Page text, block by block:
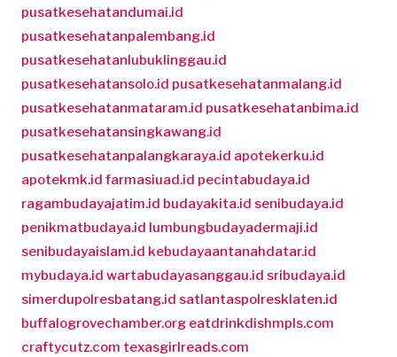
pusatkesehatandumai.id
pusatkesehatanpalembang.id
pusatkesehatanlubuklinggau.id
pusatkesehatansolo.id pusatkesehatanmalang.id
pusatkesehatanmataram.id pusatkesehatanbima.id
pusatkesehatansingkawang.id
pusatkesehatanpalangkaraya.id apotekerku.id
apotekmk.id farmasiuad.id pecintabudaya.id
ragambudayajatim.id budayakita.id senibudaya.id
penikmatbudaya.id lumbungbudayadermaji.id
senibudayaislam.id kebudayaantanahdatar.id
mybudaya.id wartabudayasanggau.id sribudaya.id
simerdupolresbatang.id satlantaspolresklaten.id
buffalogrovechamber.org eatdrinkdishmpls.com
craftycutz.com texasgirlreads.com